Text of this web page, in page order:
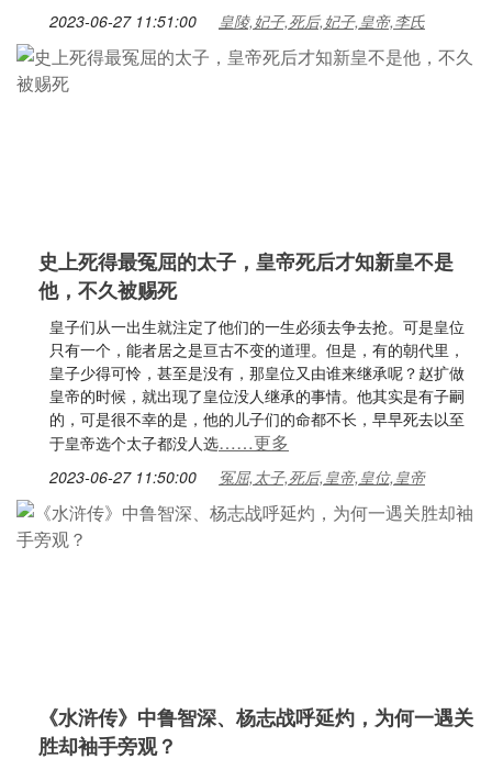
2023-06-27 11:51:00 皇陵,妃子,死后,妃子,皇帝,李氏
史上死得最冤屈的太子，皇帝死后才知新皇不是
他，不久被赐死
皇子们从一出生就注定了他们的一生必须去争去抢。可是皇位
只有一个，能者居之是亘古不变的道理。但是，有的朝代里，
皇子少得可怜，甚至是没有，那皇位又由谁来继承呢？赵扩做
皇帝的时候，就出现了皇位没人继承的事情。他其实是有子嗣
的，可是很不幸的是，他的儿子们的命都不长，早早死去以至
于皇帝选个太子都没人选……更多
2023-06-27 11:50:00 冤屈,太子,死后,皇帝,皇位,皇帝
《水浒传》中鲁智深、杨志战呼延灼，为何一遇关
胜却袖手旁观？